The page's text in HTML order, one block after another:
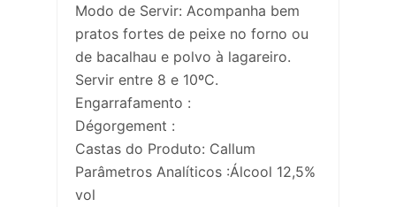
Modo de Servir: Acompanha bem
pratos fortes de peixe no forno ou
de bacalhau e polvo à lagareiro.
Servir entre 8 e 10ºC.
Engarrafamento :
Dégorgement :
Castas do Produto: Callum
Parâmetros Analíticos :Álcool 12,5%
vol